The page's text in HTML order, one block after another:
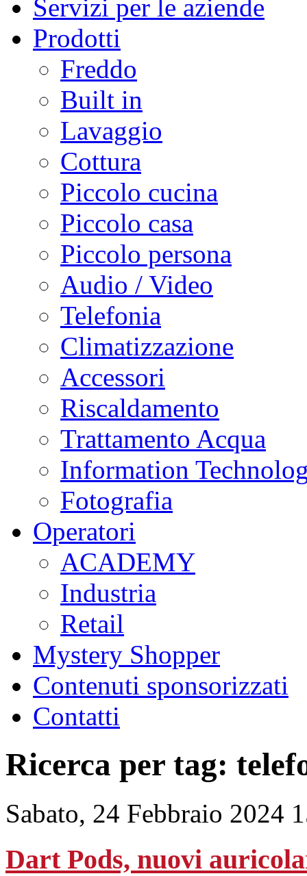
Servizi per le aziende
Prodotti
Freddo
Built in
Lavaggio
Cottura
Piccolo cucina
Piccolo casa
Piccolo persona
Audio / Video
Telefonia
Climatizzazione
Accessori
Riscaldamento
Trattamento Acqua
Information
Fotografia
Operatori
ACADEMY
Industria
Retail
Mystery Shopper
Contenuti sponsorizzati
Contatti
Ricerca per tag:
Sabato, 24 Febbraio 2024
Dart Pods, nuovi